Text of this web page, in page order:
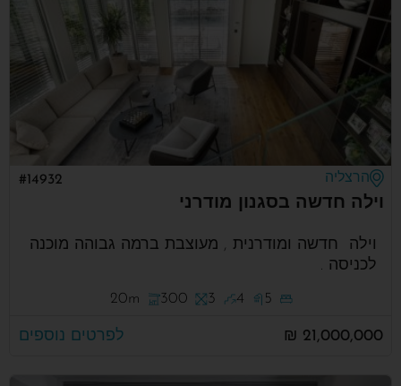
הרצליה
וילה חדשה בסגנון מודרני
#14932
וילה חדשה ומודרנית , מעוצבת ברמה גבוהה מוכנה
לכניסה .
5
4
3
300
20m
21,000,000 ₪ לפרטים נוספים